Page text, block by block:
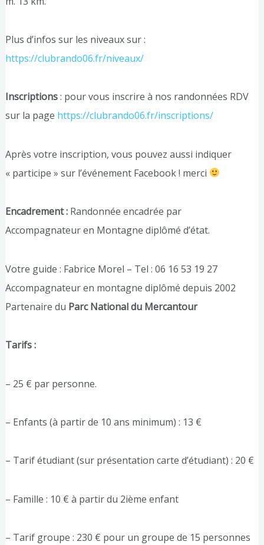
Plus d’infos sur les niveaux sur :
https://clubrando06.fr/niveaux/
Inscriptions: pour vous inscrire à nos randonnées RDV
sur la page https://clubrando06.fr/inscriptions/
Après votre inscription, vous pouvez aussi indiquer
« participe » sur l’événement Facebook ! merci
Encadrement :Randonnée encadrée par
Accompagnateur en Montagne diplômé d’état.
Votre guide : Fabrice Morel – Tel : 06 16 53 19 27
Accompagnateur en montagne diplômé depuis 2002
Partenaire du Parc National du Mercantour
Tarifs :
– 25 € par personne.
– Enfants (à partir de 10 ans minimum) : 13 €
– Tarif étudiant (sur présentation carte d’étudiant) : 20 €
– Famille : 10 € à partir du 2ième enfant
– Tarif groupe : 230 € pour un groupe de 15 personnes